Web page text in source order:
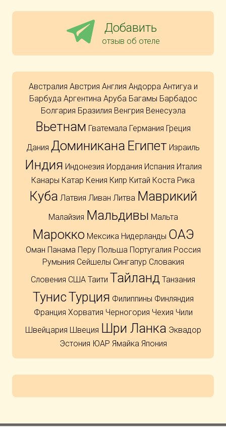
Добавить
отзыв об отеле
Австралия Австрия Англия Андорра Антигуа и
Барбуда Аргентина Аруба Багамы Барбадос
Болгария Бразилия Венгрия Венесуэла
Вьетнам Гватемала Германия Греция
Дания Доминикана Египет Израиль
Индия Индонезия Иордания Испания Италия
Канары Катар Кения Кипр Китай Коста Рика
Куба Латвия Ливан Литва Маврикий
Малайзия Мальдивы Мальта
Марокко Мексика Нидерланды ОАЭ
Оман Панама Перу Польша Португалия Россия
Румыния Сейшелы Сингапур Словакия
Словения США Таити Тайланд Танзания
ТунисТурция Филиппины Финляндия
Франция Хорватия Черногория Чехия Чили
Швейцария Швеция Шри Ланка Эквадор
Эстония ЮАР Ямайка Япония